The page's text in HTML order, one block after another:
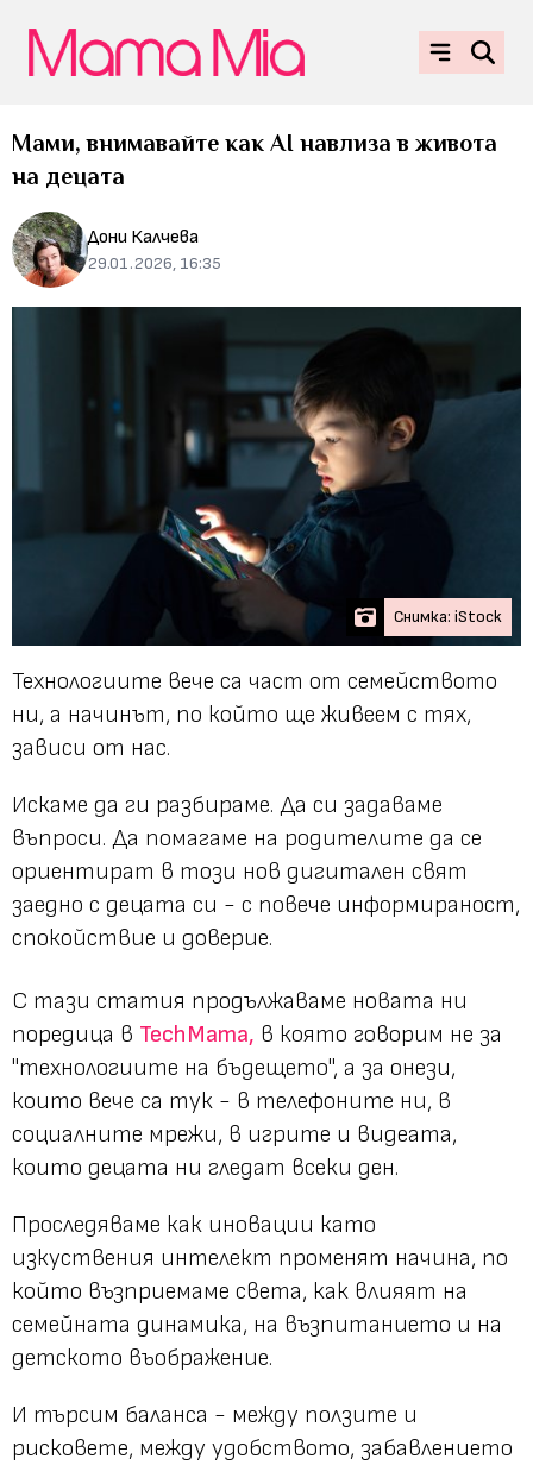
Мами, внимавайте как AI навлиза в живота
на децата
Дони Калчева
29.01.2026, 16:35
Снимка: iStock
Технологиите вече са част от семейството
ни, а начинът, по който ще живеем с тях,
зависи от нас.
Искаме да ги разбираме. Да си задаваме
въпроси. Да помагаме на родителите да се
ориентират в този нов дигитален свят
заедно с децата си - с повече информираност,
спокойствие и доверие.
С тази статия продължаваме новата ни
поредица в TechMama, в която говорим не за
"технологиите на бъдещето", а за онези,
които вече са тук - в телефоните ни, в
социалните мрежи, в игрите и видеата,
които децата ни гледат всеки ден.
Проследяваме как иновации като
изкуствения интелект променят начина, по
който възприемаме света, как влияят на
семейната динамика, на възпитанието и на
детското въображение.
И търсим баланса - между ползите и
рисковете, между удобството, забавлението